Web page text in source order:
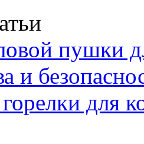
пушки
и
для